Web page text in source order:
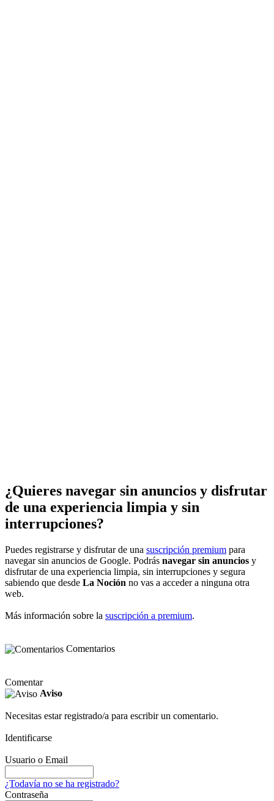
¿Quieres navegar sin anuncios y disfrutar
de una experiencia limpia y sin
interrupciones?
Puedes registrarse y disfrutar de una suscripción premium para
navegar sin anuncios de Google. Podrás navegar sin anuncios y
disfrutar de una experiencia limpia, sin interrupciones y segura
sabiendo que desde La Noción no vas a acceder a ninguna otra
web.
Más información sobre la suscripción a premium.
Comentarios
Comentar
Aviso
Necesitas estar registrado/a para escribir un comentario.
Identificarse
Usuario o Email
¿Todavía no se ha registrado?
Contraseña